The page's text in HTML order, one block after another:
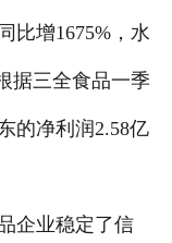
比增1675%，水
据三全食品一季
的净利润2.58亿
企业稳定了信